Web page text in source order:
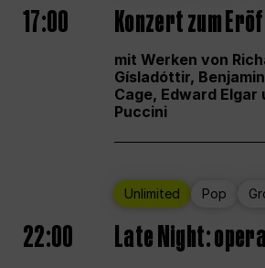
17:00 Konzert zum
mit Werken von
Gísladóttir,
Cage, Edward Elgar
Puccini
Unlimited Pop
22:00 Late Night: